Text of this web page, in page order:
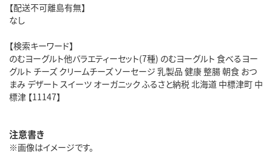
【配送不可離島有無】
なし
【検索キーワード】
のむヨーグルト他バラエティーセット(7種) のむヨーグルト 食べるヨー
グルト チーズ クリームチーズ ソーセージ 乳製品 健康 整腸 朝食 おつ
まみ デザート スイーツ オーガニック ふるさと納税 北海道 中標津町 中
標津 【11147】
注意書き
※画像はイメージです。